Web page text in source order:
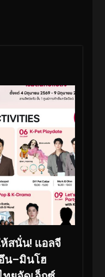
สนั่น! แอลจี
น–มินโฮ